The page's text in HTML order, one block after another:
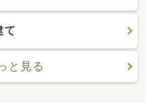
て
と見る